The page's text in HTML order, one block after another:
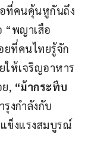
ที่คนคุ้นหูกันถึง
“พญาเสือ
ยที่คนไทยรู้จัก
ให้เจริญอาหาร
, “ม้ากระทืบ
งกำลังกับ
ข็งแรงสมบูรณ์